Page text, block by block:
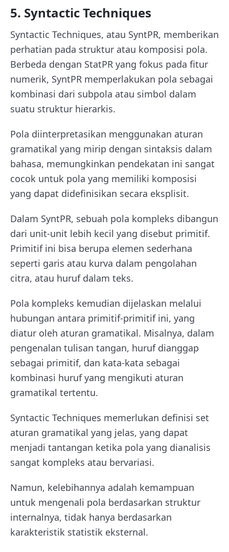
5. Syntactic Techniques
Syntactic Techniques, atau SyntPR, memberikan
perhatian pada struktur atau komposisi pola.
Berbeda dengan StatPR yang fokus pada fitur
numerik, SyntPR memperlakukan pola sebagai
kombinasi dari subpola atau simbol dalam
suatu struktur hierarkis.
Pola diinterpretasikan menggunakan aturan
gramatikal yang mirip dengan sintaksis dalam
bahasa, memungkinkan pendekatan ini sangat
cocok untuk pola yang memiliki komposisi
yang dapat didefinisikan secara eksplisit.
Dalam SyntPR, sebuah pola kompleks dibangun
dari unit-unit lebih kecil yang disebut primitif.
Primitif ini bisa berupa elemen sederhana
seperti garis atau kurva dalam pengolahan
citra, atau huruf dalam teks.
Pola kompleks kemudian dijelaskan melalui
hubungan antara primitif-primitif ini, yang
diatur oleh aturan gramatikal. Misalnya, dalam
pengenalan tulisan tangan, huruf dianggap
sebagai primitif, dan kata-kata sebagai
kombinasi huruf yang mengikuti aturan
gramatikal tertentu.
Syntactic Techniques memerlukan definisi set
aturan gramatikal yang jelas, yang dapat
menjadi tantangan ketika pola yang dianalisis
sangat kompleks atau bervariasi.
Namun, kelebihannya adalah kemampuan
untuk mengenali pola berdasarkan struktur
internalnya, tidak hanya berdasarkan
karakteristik statistik eksternal.